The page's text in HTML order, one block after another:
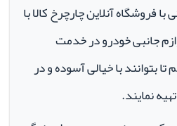
فروشگاه آنلاین چارچرخ کالا با
جانبی خودرو در خدمت
بتوانند با خیالی آسوده و در
نمایند.